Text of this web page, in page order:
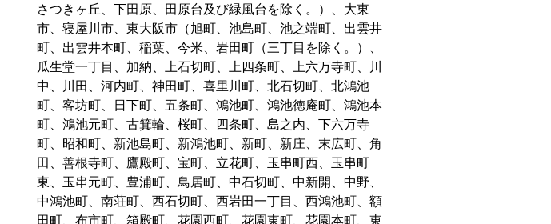
さつきヶ丘、下田原、田原台及び緑風台を除く。）、大東
市、寝屋川市、東大阪市（旭町、池島町、池之端町、出雲井
町、出雲井本町、稲葉、今米、岩田町（三丁目を除く。）、
瓜生堂一丁目、加納、上石切町、上四条町、上六万寺町、川
中、川田、河内町、神田町、喜里川町、北石切町、北鴻池
町、客坊町、日下町、五条町、鴻池町、鴻池徳庵町、鴻池本
町、鴻池元町、古箕輪、桜町、四条町、島之内、下六万寺
町、昭和町、新池島町、新鴻池町、新町、新庄、末広町、角
田、善根寺町、鷹殿町、宝町、立花町、玉串町西、玉串町
東、玉串元町、豊浦町、鳥居町、中石切町、中新開、中野、
中鴻池町、南荘町、西石切町、西岩田一丁目、西鴻池町、額
田町、布市町、箱殿町、花園西町、花園東町、花園本町、東